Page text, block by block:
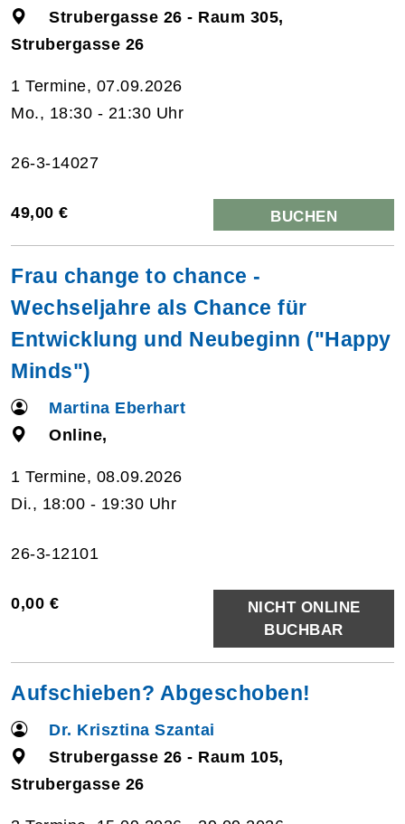
Strubergasse 26 - Raum 305,
Strubergasse 26
1 Termine, 07.09.2026
Mo., 18:30 - 21:30 Uhr
26-3-14027
49,00 € BUCHEN
Frau change to chance -
Wechseljahre als Chance für
Entwicklung und Neubeginn ("Happy
Minds")
Martina Eberhart
Online,
1 Termine, 08.09.2026
Di., 18:00 - 19:30 Uhr
26-3-12101
0,00 €
NICHT ONLINE
BUCHBAR
Aufschieben? Abgeschoben!
Dr. Krisztina Szantai
Strubergasse 26 - Raum 105,
Strubergasse 26